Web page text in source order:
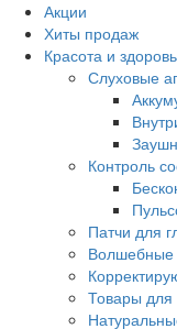
Акции
Хиты продаж
Красота и
Слуховые
Контроль
Патчи для
Волшебные
Товары